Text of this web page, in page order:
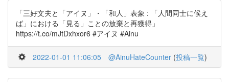
「三好文夫と「アイヌ」・「和人」表象 : 「人間同士に候え
ば」における「見る」ことの放棄と再獲得」
https://t.co/mJtDxhxor6 #アイヌ #Ainu
2022-01-01 11:06:05 @AinuHateCounter (投稿一覧)